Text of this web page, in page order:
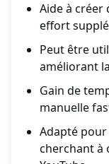
Aide à créer
effort
Peut être
améliorant
Gain de
manuelle
Adapté
cherchant à